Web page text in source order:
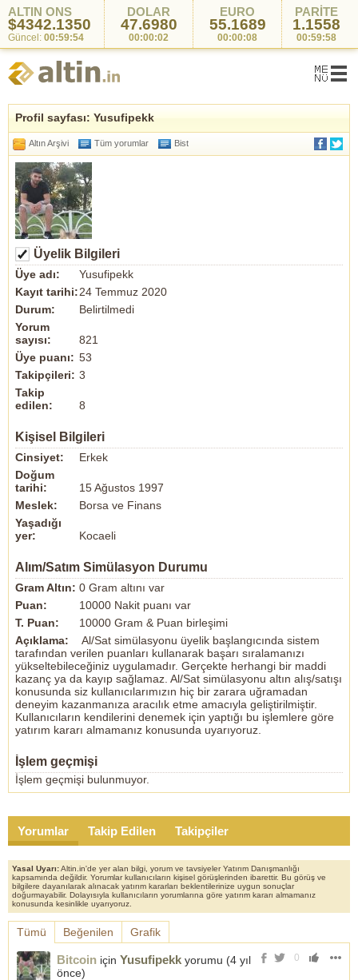
ALTIN ONS
$4342.1350
Güncel: 00:59:54
DOLAR
47.6980
00:00:02
EURO
55.1689
00:00:08
PARİTE
1.1558
00:59:58
Profil sayfası: Yusufipekk
Altın Arşivi Tüm yorumlar Bist
Üyelik Bilgileri
Üye adı:
Yusufipekk
Kayıt tarihi:24 Temmuz 2020
Durum:
Belirtilmedi
Yorum
sayısı:
821
Üye puanı: 53
Takipçileri: 3
Takip
edilen:
8
Kişisel Bilgileri
Cinsiyet:
Erkek
Doğum
tarihi:
15 Ağustos 1997
Meslek:
Borsa ve Finans
Yaşadığı
yer:
Kocaeli
Alım/Satım Simülasyon Durumu
Gram Altın: 0 Gram altını var
Puan:
10000 Nakit puanı var
T. Puan:
10000 Gram & Puan birleşimi
Açıklama:
Al/Sat simülasyonu üyelik başlangıcında sistem
tarafından verilen puanları kullanarak başarı sıralamanızı
yükseltebileceğiniz uygulamadır. Gerçekte herhangi bir maddi
kazanç ya da kayıp sağlamaz. Al/Sat simülasyonu altın alış/satışı
konusunda siz kullanıcılarımızın hiç bir zarara uğramadan
deneyim kazanmanıza aracılık etme amacıyla geliştirilmiştir.
Kullanıcıların kendilerini denemek için yaptığı bu işlemlere göre
yatırım kararı almamanız konusunda uyarıyoruz.
İşlem geçmişi
İşlem geçmişi bulunmuyor.
Yorumlar Takip Edilen Takipçiler
Yasal Uyarı:Altin.in'de yer alan bilgi, yorum ve tavsiyeler Yatırım Danışmanlığı
kapsamında değildir. Yorumlar kullanıcıların kişisel görüşlerinden ibarettir. Bu görüş ve
bilgilere dayanılarak alınacak yatırım kararları beklentilerinize uygun sonuçlar
doğurmayabilir. Dolayısıyla kullanıcıların yorumlarına göre yatırım kararı almamanız
konusunda kesinlikle uyarıyoruz.
Tümü Beğenilen Grafik
0
Bitcoin için Yusufipekk yorumu (4 yıl
önce)